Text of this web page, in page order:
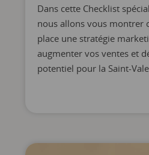
Dans cette Checklist
nous allons vous montrer
place une stratégie
augmenter vos ventes et
potentiel pour la Saint-